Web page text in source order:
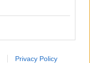
Privacy Policy
του στην Novibet...